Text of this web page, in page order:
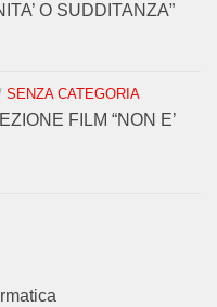
O SUDDITANZA”
SENZA CATEGORIA
FILM “NON E’